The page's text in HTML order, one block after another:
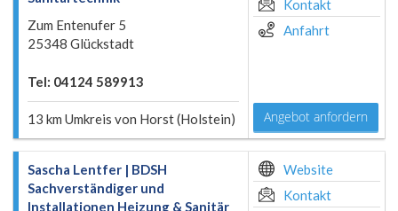
Zum Entenufer 5
25348 Glückstadt
Tel: 04124 589913
13 km Umkreis von Horst (Holstein)
Kontakt
Anfahrt
Angebot anfordern
Sascha Lentfer | BDSH
Sachverständiger und
Installationen Heizung & Sanitär
Website
Kontakt